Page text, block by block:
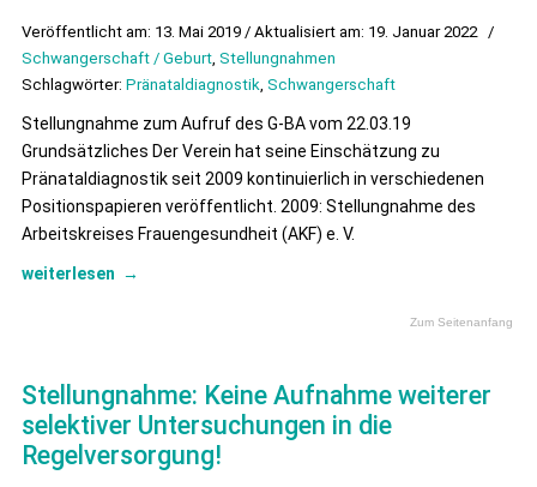
Veröffentlicht am: 13. Mai 2019 / Aktualisiert am: 19. Januar 2022 /
Schwangerschaft / Geburt, Stellungnahmen
Schlagwörter: Pränataldiagnostik, Schwangerschaft
Stellungnahme zum Aufruf des G-BA vom 22.03.19
Grundsätzliches Der Verein hat seine Einschätzung zu
Pränataldiagnostik seit 2009 kontinuierlich in verschiedenen
Positionspapieren veröffentlicht. 2009: Stellungnahme des
Arbeitskreises Frauengesundheit (AKF) e. V.
weiterlesen →
Zum Seitenanfang
Stellungnahme: Keine Aufnahme weiterer
selektiver Untersuchungen in die
Regelversorgung!